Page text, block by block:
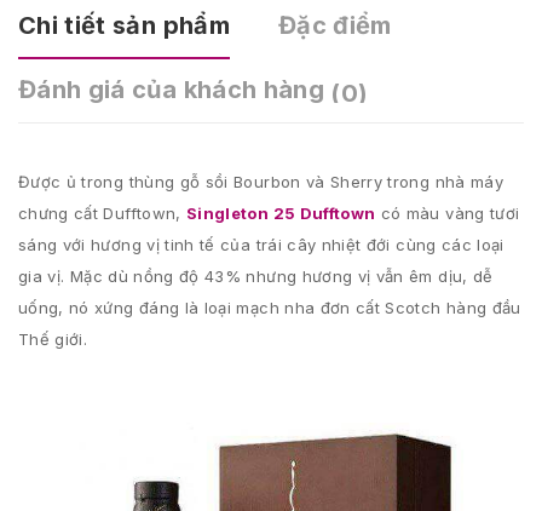
Chi tiết sản phẩm Đặc điểm
Đánh giá của khách hàng (0)
Được ủ trong thùng gỗ sồi Bourbon và Sherry trong nhà máy
chưng cất Dufftown, Singleton 25 Dufftown có màu vàng tươi
sáng với hương vị tinh tế của trái cây nhiệt đới cùng các loại
gia vị. Mặc dù nồng độ 43% nhưng hương vị vẫn êm dịu, dễ
uống, nó xứng đáng là loại mạch nha đơn cất Scotch hàng đầu
Thế giới.